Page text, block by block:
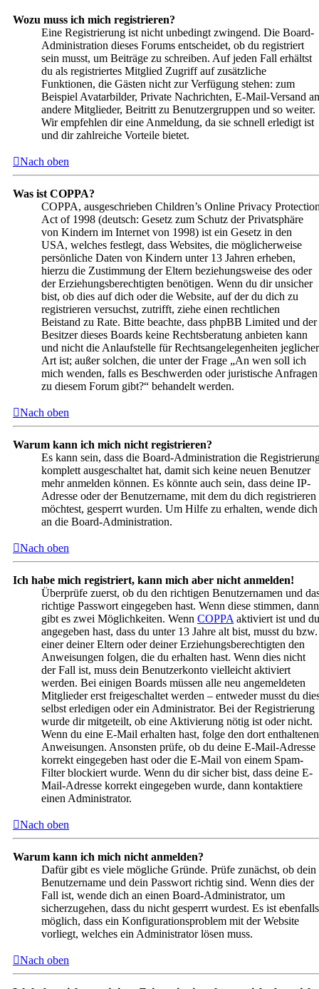
Wozu muss ich mich registrieren?
Eine Registrierung ist nicht unbedingt zwingend. Die Board-
Administration dieses Forums entscheidet, ob du registriert
sein musst, um Beiträge zu schreiben. Auf jeden Fall erhältst
du als registriertes Mitglied Zugriff auf zusätzliche
Funktionen, die Gästen nicht zur Verfügung stehen: zum
Beispiel Avatarbilder, Private Nachrichten, E-Mail-Versand an
andere Mitglieder, Beitritt zu Benutzergruppen und so weiter.
Wir empfehlen dir eine Anmeldung, da sie schnell erledigt ist
und dir zahlreiche Vorteile bietet.
Nach oben
Was ist COPPA?
COPPA, ausgeschrieben Children’s Online Privacy
Act of 1998 (deutsch: Gesetz zum Schutz der Privatsphäre
von Kindern im Internet von 1998) ist ein Gesetz in den
USA, welches festlegt, dass Websites, die möglicherweise
persönliche Daten von Kindern unter 13 Jahren erheben,
hierzu die Zustimmung der Eltern beziehungsweise des oder
der Erziehungsberechtigten benötigen. Wenn du dir unsicher
bist, ob dies auf dich oder die Website, auf der du dich zu
registrieren versuchst, zutrifft, ziehe einen rechtlichen
Beistand zu Rate. Bitte beachte, dass phpBB Limited und der
Besitzer dieses Boards keine Rechtsberatung anbieten kann
und nicht die Anlaufstelle für Rechtsangelegenheiten jeglicher
Art ist; außer solchen, die unter der Frage „An wen soll ich
mich wenden, falls es Beschwerden oder juristische Anfragen
zu diesem Forum gibt?“ behandelt werden.
Nach oben
Warum kann ich mich nicht registrieren?
Es kann sein, dass die Board-Administration die
komplett ausgeschaltet hat, damit sich keine neuen Benutzer
mehr anmelden können. Es könnte auch sein, dass deine IP-
Adresse oder der Benutzername, mit dem du dich registrieren
möchtest, gesperrt wurden. Um Hilfe zu erhalten, wende dich
an die Board-Administration.
Nach oben
Ich habe mich registriert, kann mich aber nicht anmelden!
Überprüfe zuerst, ob du den richtigen Benutzernamen und
richtige Passwort eingegeben hast. Wenn diese stimmen, dann
gibt es zwei Möglichkeiten. Wenn COPPA aktiviert ist und du
angegeben hast, dass du unter 13 Jahre alt bist, musst du bzw.
einer deiner Eltern oder deiner Erziehungsberechtigten den
Anweisungen folgen, die du erhalten hast. Wenn dies nicht
der Fall ist, muss dein Benutzerkonto vielleicht aktiviert
werden. Bei einigen Boards müssen alle neu angemeldeten
Mitglieder erst freigeschaltet werden – entweder musst du
selbst erledigen oder ein Administrator. Bei der Registrierung
wurde dir mitgeteilt, ob eine Aktivierung nötig ist oder nicht.
Wenn du eine E-Mail erhalten hast, folge den dort enthaltenen
Anweisungen. Ansonsten prüfe, ob du deine E-Mail-Adresse
korrekt eingegeben hast oder die E-Mail von einem Spam-
Filter blockiert wurde. Wenn du dir sicher bist, dass deine E-
Mail-Adresse korrekt eingegeben wurde, dann kontaktiere
einen Administrator.
Nach oben
Warum kann ich mich nicht anmelden?
Dafür gibt es viele mögliche Gründe. Prüfe zunächst, ob dein
Benutzername und dein Passwort richtig sind. Wenn dies der
Fall ist, wende dich an einen Board-Administrator, um
sicherzugehen, dass du nicht gesperrt wurdest. Es ist ebenfalls
möglich, dass ein Konfigurationsproblem mit der Website
vorliegt, welches ein Administrator lösen muss.
Nach oben